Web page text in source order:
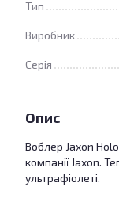
Тип
Виробник
Серія
Опис
Воблер Jaxon
компанії Jaxon.
ультрафіолеті.